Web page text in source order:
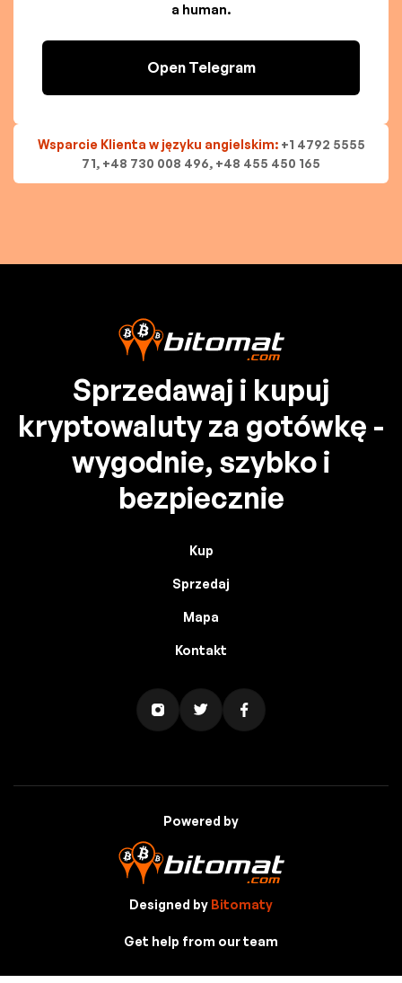
a human.
Open Telegram
Wsparcie Klienta w języku angielskim: +1 4792 5555
71, +48 730 008 496, +48 455 450 165
Sprzedawaj i kupuj
kryptowaluty za gotówkę -
wygodnie, szybko i
bezpiecznie
Kup
Sprzedaj
Mapa
Kontakt
Powered by
Designed by Bitomaty
Get help from our team